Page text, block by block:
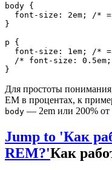
body {
font-size : 2em ;
/*
}
p
{
font-size : 1em ;
/*
/* font-size: 0.5em;
}
Для простоты
EM в процентах, к
body — 2em или 200% от
Jump to 'Как
REM?'Как